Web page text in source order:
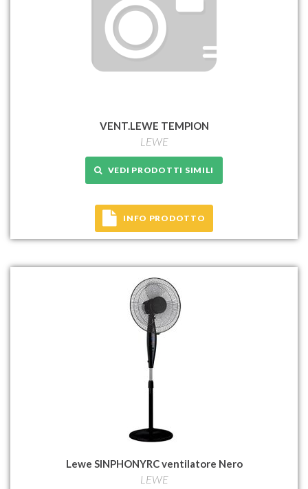
VENT.LEWE TEMPION
LEWE
VEDI PRODOTTI SIMILI
INFO PRODOTTO
Lewe SINPHONYRC ventilatore Nero
LEWE